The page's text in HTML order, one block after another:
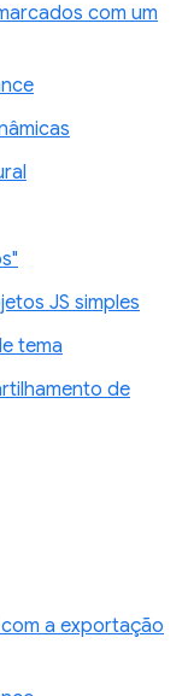
com um
JS simples
tema
de
a exportação